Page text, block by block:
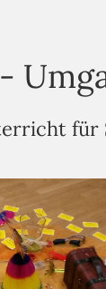
für